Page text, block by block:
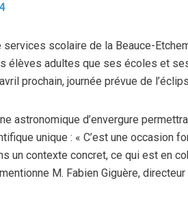
services scolaire de la Beauce-
élèves adultes que ses écoles et
prochain, journée prévue de
astronomique d’envergure
unique : « C’est une occasion
un contexte concret, ce qui est en
M. Fabien Giguère, directeur